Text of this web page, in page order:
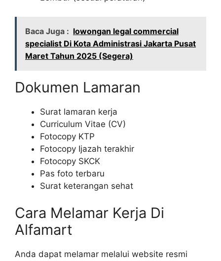
Baca Juga : lowongan legal commercial
specialist Di Kota Administrasi Jakarta Pusat
Maret Tahun 2025 (Segera)
Dokumen Lamaran
Surat lamaran kerja
Curriculum Vitae (CV)
Fotocopy KTP
Fotocopy Ijazah terakhir
Fotocopy SKCK
Pas foto terbaru
Surat keterangan sehat
Cara Melamar Kerja Di
Alfamart
Anda dapat melamar melalui website resmi